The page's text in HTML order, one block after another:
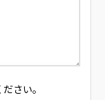
さい。